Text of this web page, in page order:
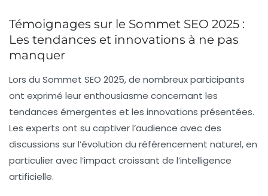
Témoignages sur le Sommet SEO 2025 :
Les tendances et innovations à ne pas
manquer
Lors du Sommet SEO 2025, de nombreux participants
ont exprimé leur enthousiasme concernant les
tendances émergentes et les innovations présentées.
Les experts ont su captiver l’audience avec des
discussions sur l’évolution du référencement naturel, en
particulier avec l’impact croissant de l’intelligence
artificielle.